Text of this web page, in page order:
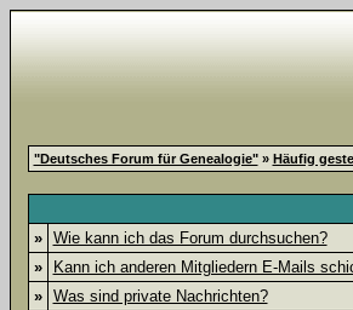
"Deutsches Forum für Genealogie"» Häufig
»
Wie kann ich das Forum durchsuchen?
»
Kann ich anderen Mitgliedern E-Mails
»
Was sind private Nachrichten?